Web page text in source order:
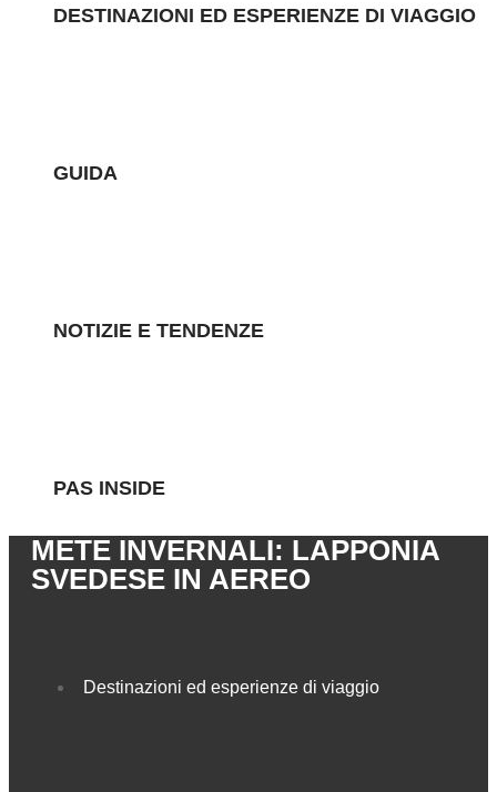
DESTINAZIONI ED ESPERIENZE DI VIAGGIO
GUIDA
NOTIZIE E TENDENZE
PAS INSIDE
METE INVERNALI: LAPPONIA
SVEDESE IN AEREO
Destinazioni ed esperienze di viaggio